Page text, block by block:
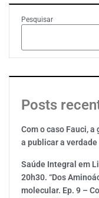
Pesquisar
Posts
Com o caso Fauci,
a publicar a verdade
Saúde Integral em
20h30. “Dos
molecular. Ep. 9 –